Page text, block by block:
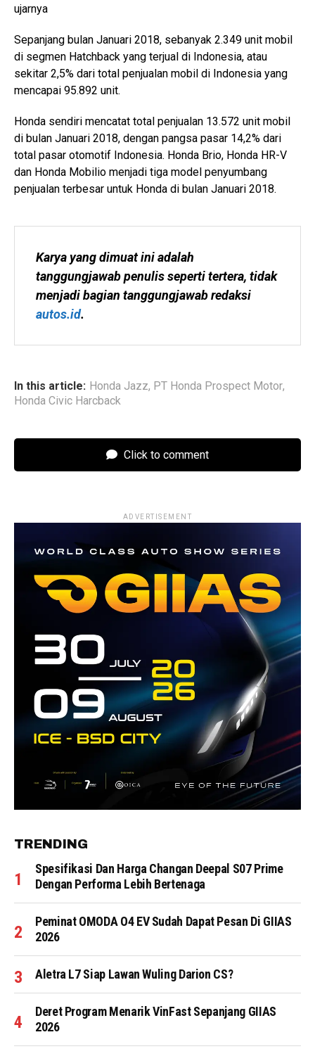
ujarnya
Sepanjang bulan Januari 2018, sebanyak 2.349 unit mobil
di segmen Hatchback yang terjual di Indonesia, atau
sekitar 2,5% dari total penjualan mobil di Indonesia yang
mencapai 95.892 unit.
Honda sendiri mencatat total penjualan 13.572 unit mobil
di bulan Januari 2018, dengan pangsa pasar 14,2% dari
total pasar otomotif Indonesia. Honda Brio, Honda HR-V
dan Honda Mobilio menjadi tiga model penyumbang
penjualan terbesar untuk Honda di bulan Januari 2018.
Karya yang dimuat ini adalah
tanggungjawab penulis seperti tertera, tidak
autos.id.
In this article: Honda Jazz, PT Honda Prospect Motor,
Honda Civic Harcback
Click to comment
ADVERTISEMENT
TRENDING
Spesifikasi Dan Harga Changan Deepal S07 Prime
Dengan Performa Lebih Bertenaga
Peminat OMODA O4 EV Sudah Dapat Pesan Di GIIAS
2026
Aletra L7 Siap Lawan Wuling Darion CS?
Deret Program Menarik VinFast Sepanjang GIIAS
2026